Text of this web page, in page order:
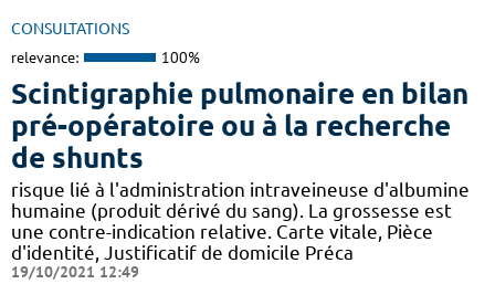
CONSULTATIONS
relevance: 100%
Scintigraphie pulmonaire en bilan
pré-opératoire ou à la recherche
de shunts
risque lié à l'administration intraveineuse d'albumine
humaine (produit dérivé du sang). La grossesse est
une contre-indication relative. Carte vitale, Pièce
d'identité, Justificatif de domicile Préca
19/10/2021 12:49